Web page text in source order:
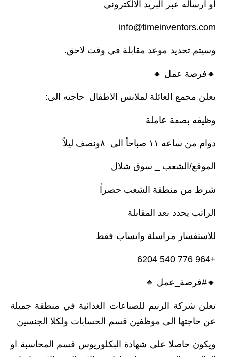
او ارساله عبر البريد الالكتروني
info@timeinventors.com
وسيتم تحديد موعد مقابلة في وقت لاحق.
🔸️فرصة عمل 🔸️
يعلن مجمع العائلة لملابس الاطفال حاجته الى:
وظيفه بصفة عاملة
دوام من ساعه ١١ صباحاً الى ٨ونصف ليلاً
الموقع/الشعب _ سوق شلال
شرط من منطقة الشعب حصراً
الراتب يحدد بعد المقابلة
للاستفسار مراسلة واتساب فقط
+964 776 540 6204
🔸️#فرصة_عمل 🔸️
تعلن شركة الرنيم للصناعات الغذائية في منطقة جميلة
عن حاجتها الى موظفين قسم الحسابات ولكلا الجنسين
ويكون حاصلا على شهادة البكلوريوس قسم المحاسبة او